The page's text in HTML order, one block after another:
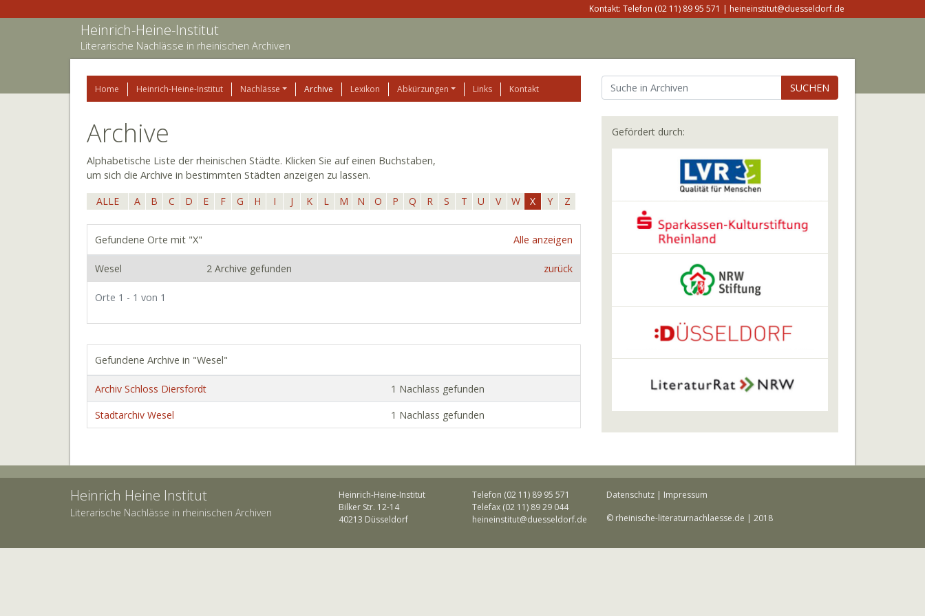
Kontakt: Telefon (02 11) 89 95 571 | heineinstitut@duesseldorf.de
Heinrich-Heine-Institut
Literarische Nachlässe in rheinischen Archiven
Home Heinrich-Heine-Institut Nachlässe Archive Lexikon Abkürzungen Links Kontakt
Archive
Alphabetische Liste der rheinischen Städte. Klicken Sie auf einen Buchstaben,
um sich die Archive in bestimmten Städten anzeigen zu lassen.
ALLE
A B C D E F G H I J K L M N O P Q R S T U V W X Y Z
Alle anzeigen
Gefundene Orte mit "X"
Wesel 2 Archive gefunden zurück
Orte 1 - 1 von 1
Gefundene Archive in "Wesel"
Archiv Schloss Diersfordt
1 Nachlass gefunden
Stadtarchiv Wesel
1 Nachlass gefunden
SUCHEN
Gefördert durch:
Heinrich Heine Institut
Literarische Nachlässe in rheinischen Archiven
Heinrich-Heine-Institut
Bilker Str. 12-14
40213 Düsseldorf
Telefon (02 11) 89 95 571
Telefax (02 11) 89 29 044
heineinstitut@duesseldorf.de
Datenschutz| Impressum
© rheinische-literaturnachlaesse.de | 2018